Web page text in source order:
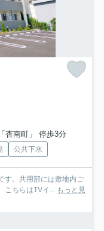
杏南町」 停歩3分
公共下水
す。共用部には敷地内ご
こちらはTVイ... もっと見